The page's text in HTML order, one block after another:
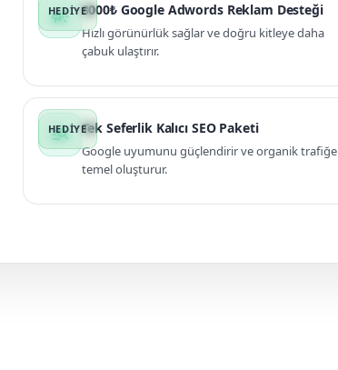
campaign 3000₺ Google Adwords Reklam Desteği
Hızlı görünürlük sağlar ve doğru kitleye daha
çabuk ulaştırır.
manage_search Tek Seferlik Kalıcı SEO Paketi
Google uyumunu güçlendirir ve organik trafiğe
temel oluşturur.